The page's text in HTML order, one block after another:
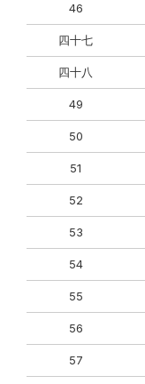
46
四十七
四十八
49
50
51
52
53
54
55
56
57